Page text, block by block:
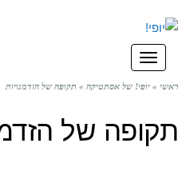
תפריט
ראשי » יופי! של אסתטיקה » תקופה של הזדמנויות
תקופה של